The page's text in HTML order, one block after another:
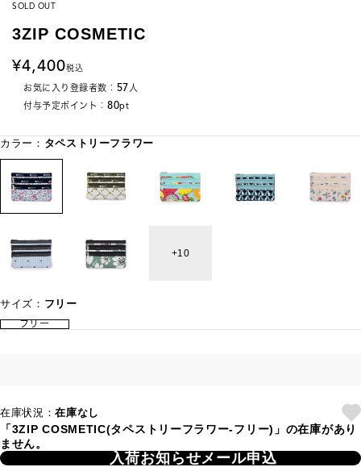
SOLD OUT
3ZIP COSMETIC
4,400税込
お気に入り登録者数： 57人
付与予定ポイント： 80pt
カラー： タペストリーフラワー
10
サイズ： フリー
フリー
在庫状況：在庫なし
「3ZIP COSMETIC(タペストリーフラワー-フリー)」の在庫があり
ません。
入荷お知らせメール申込